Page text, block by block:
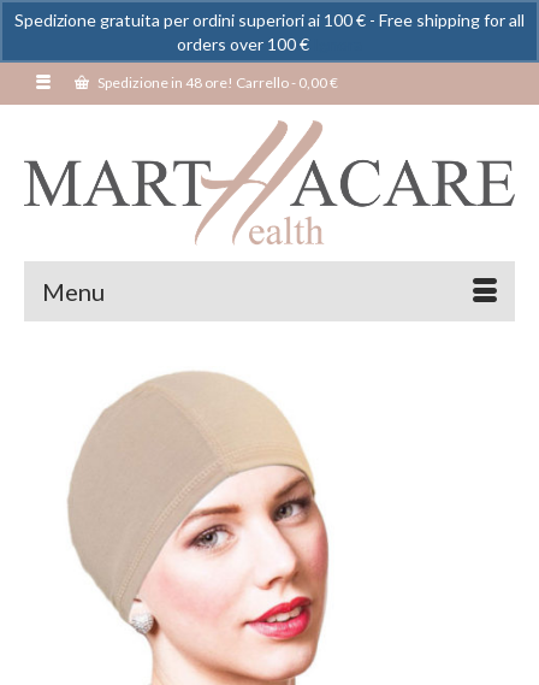
Spedizione in 48 ore! Carrello- 0,00€
Menu
Spedizione gratuita per ordini superiori ai 100 € - Free shipping for all
orders over 100 €